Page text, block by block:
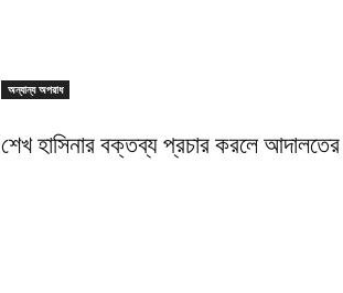
অন্যান্য অপরাধ
শেখ হাসিনার বক্তব্য প্রচার করলে আদালতের